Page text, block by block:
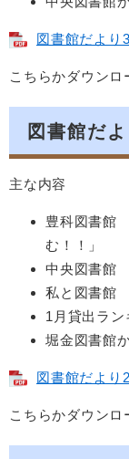
図書館だより
こちらかダウンロ
図書館だ
主な内容
豊科図書館
む！！」
中央図書館
私と図書館
1月貸出ラン
堀金図書館
図書館だより
こちらかダウンロ